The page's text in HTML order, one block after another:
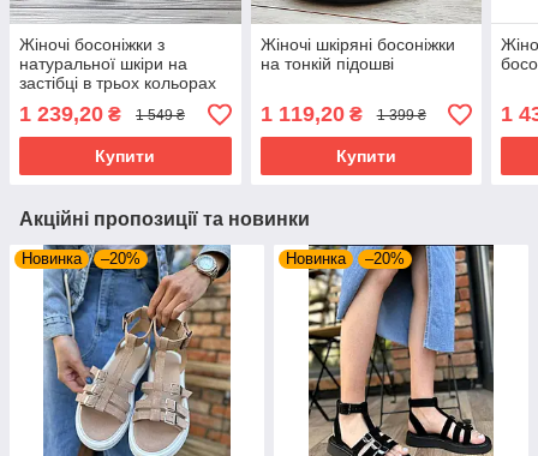
Жіночі босоніжки з
натуральної шкіри на
застібці в трьох кольорах
1 239,20 ₴ 1 549 ₴
Купити
Жіночі шкіряні босоніжки
на тонкій підошві
1 119,20₴ 1 399 ₴
Купити
1
Акційні пропозиції та новинки
Новинка –20% Новинка –20%